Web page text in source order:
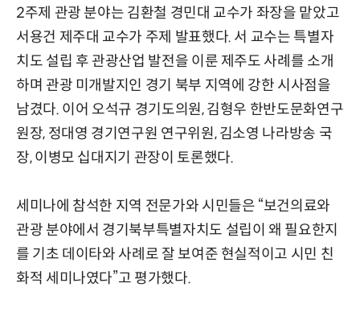
2주제 관광 분야는 김환철 경민대 교수가 좌장을 맡았고
서용건 제주대 교수가 주제 발표했다. 서 교수는 특별자
치도 설립 후 관광산업 발전을 이룬 제주도 사례를 소개
하며 관광 미개발지인 경기 북부 지역에 강한 시사점을
남겼다. 이어 오석규 경기도의원, 김형우 한반도문화연구
원장, 정대영 경기연구원 연구위원, 김소영 나라방송 국
장, 이병모 십대지기 관장이 토론했다.
세미나에 참석한 지역 전문가와 시민들은 “보건의료와
관광 분야에서 경기북부특별자치도 설립이 왜 필요한지
를 기초 데이타와 사례로 잘 보여준 현실적이고 시민 친
화적 세미나였다”고 평가했다.